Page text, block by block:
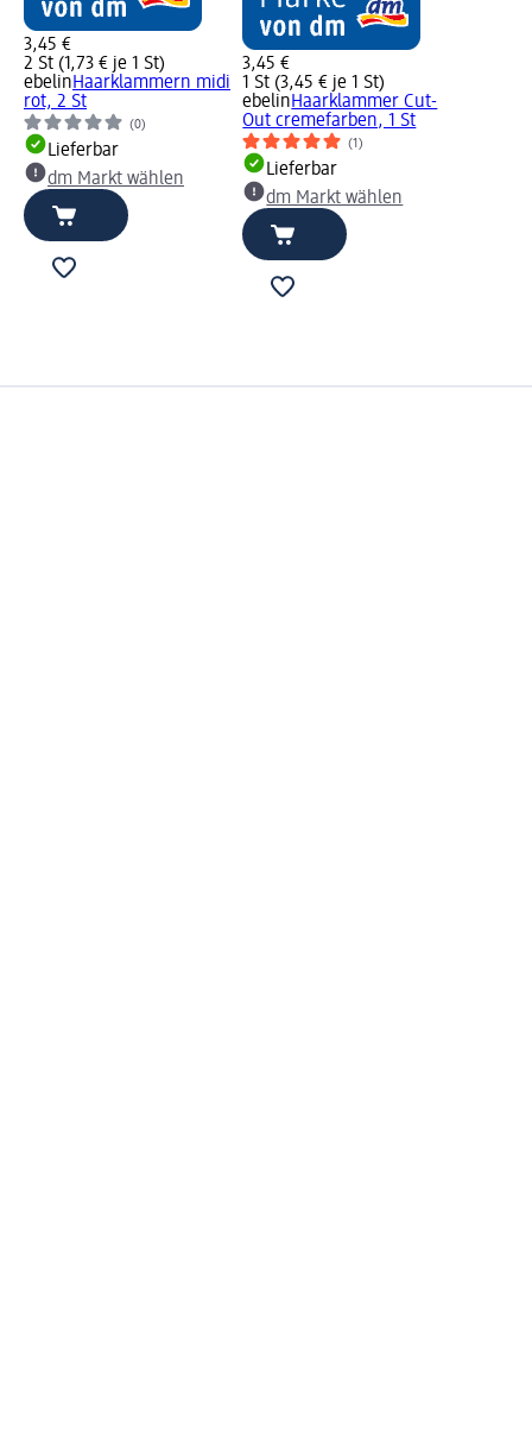
3,45 €
2 St (1,73 € je 1 St)
ebelinHaarklammern midi
rot, 2 St
(0)
Lieferbar
dm Markt wählen
3,45 €
1 St (3,45 € je 1 St)
ebelinHaarklammer Cut-
Out cremefarben, 1 St
(1)
Lieferbar
dm Markt wählen